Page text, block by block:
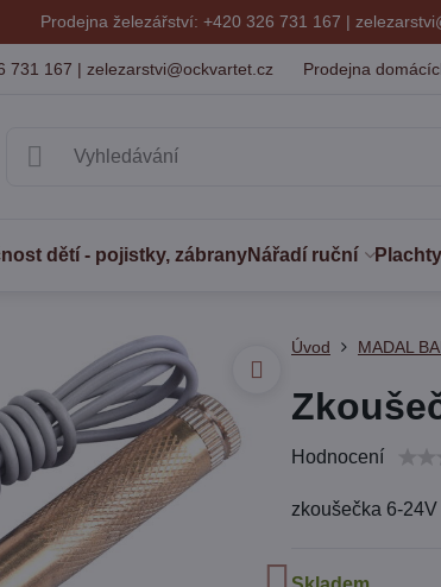
Prodejna železářství: +420 326 731 167 |
731 167 | zelezarstvi@ockvartet.cz Prodejna
dětí - pojistky, zábranyNářadí ruční Plachty
Úvod MADAL
Hodnocení
zkoušečka 6-24V